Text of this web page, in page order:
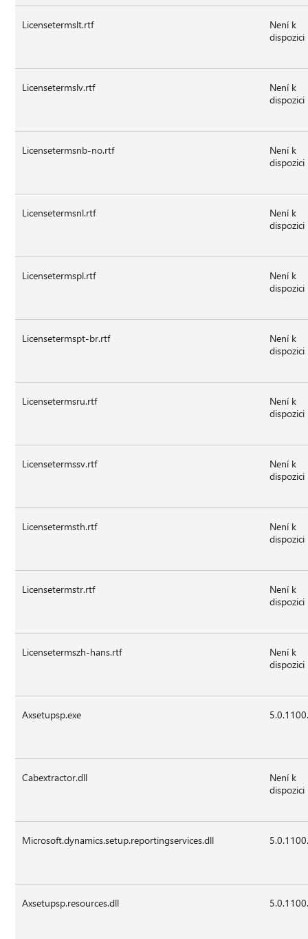
Licensetermslt.rtf
Není k
dispozici
Licensetermslv.rtf
Není k
dispozici
Licensetermsnb-no.rtf
Není k
dispozici
Licensetermsnl.rtf
Není k
dispozici
Licensetermspl.rtf
Není k
dispozici
Licensetermspt-br.rtf
Není k
dispozici
Licensetermsru.rtf
Není k
dispozici
Licensetermssv.rtf
Není k
dispozici
Licensetermsth.rtf
Není k
dispozici
Licensetermstr.rtf
Není k
dispozici
Licensetermszh-hans.rtf
Není k
dispozici
Axsetupsp.exe
Cabextractor.dll
Není k
dispozici
Microsoft.dynamics.setup.reportingservices.dll
Axsetupsp.resources.dll